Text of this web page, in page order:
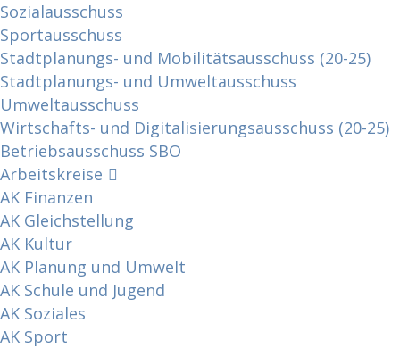
Sozialausschuss
Sportausschuss
Stadtplanungs- und Mobilitätsausschuss (20-25)
Stadtplanungs- und Umweltausschuss
Umweltausschuss
Wirtschafts- und Digitalisierungsausschuss (20-25)
Betriebsausschuss SBO
Arbeitskreise
AK Finanzen
AK Gleichstellung
AK Kultur
AK Planung und Umwelt
AK Schule und Jugend
AK Soziales
AK Sport